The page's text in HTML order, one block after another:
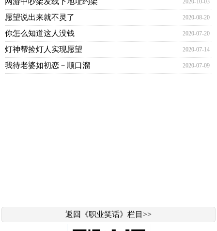
2020-10-03
愿望说出来就不灵了 2020-08-20
你怎么知道这人没钱 2020-07-20
灯神帮捡灯人实现愿望 2020-07-14
我待老婆如初恋－顺口溜 2020-07-09
返回《职业笑话》栏目>>